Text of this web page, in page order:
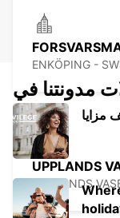
ENKÖPING -
UPPLANDS
UPPLANDS